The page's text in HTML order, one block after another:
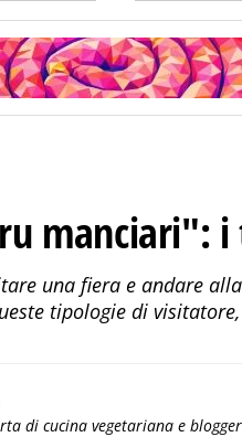
manciari":
una fiera e andare
tipologie di
di cucina vegetariana e blogger